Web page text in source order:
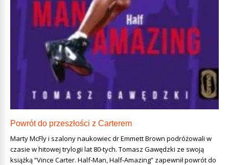
Powrót do przeszłości z Carterem
Marty McFly i szalony naukowiec dr Emmett Brown podróżowali w
czasie w hitowej trylogii lat 80-tych. Tomasz Gawędzki ze swoją
książką “Vince Carter. Half-Man, Half-Amazing” zapewnił powrót do